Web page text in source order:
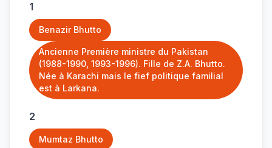
1
Benazir Bhutto
Ancienne Première ministre du Pakistan
(1988-1990, 1993-1996). Fille de Z.A. Bhutto.
Née à Karachi mais le fief politique familial
est à Larkana.
2
Mumtaz Bhutto